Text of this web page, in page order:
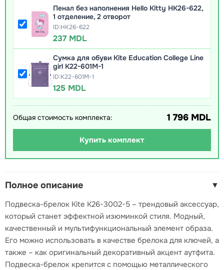
Пенал без наполнения Hello Kitty HK26-622,
1 отделение, 2 отворот
ID:HK26-622
237 MDL
Сумка для обуви Kite Education College Line
girl K22-601M-1
ID:K22-601M-1
125 MDL
Общая стоимость комплекта: 1 796 MDL
Купить комплект
Полное описание ▼
Подвеска-брелок Kite K26-3002-5 – трендовый аксессуар,
который станет эффектной изюминкой стиля. Модный,
качественный и мультифункциональный элемент образа.
Его можно использовать в качестве брелока для ключей, а
также – как оригинальный декоративный акцент аутфита.
Подвеска-брелок крепится с помощью металлического